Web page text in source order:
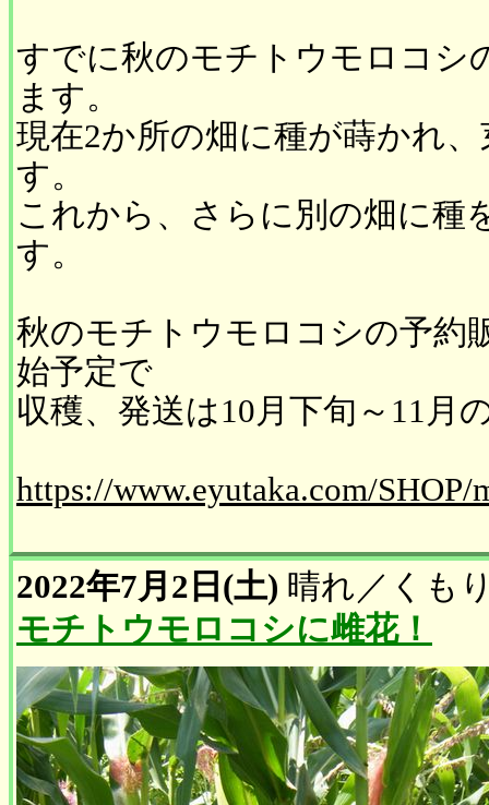
すでに秋のモチトウモロコシ
ます。
現在2か所の畑に種が蒔かれ
す。
これから、さらに別の畑に種
す。
秋のモチトウモロコシの予約
始予定で
収穫、発送は10月下旬～11月
https://www.eyutaka.com/SHOP/
2022年7月2日(土) 晴れ ／ くも
モチトウモロコシに雌花！